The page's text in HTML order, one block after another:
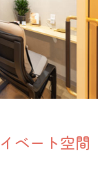
ベート空間